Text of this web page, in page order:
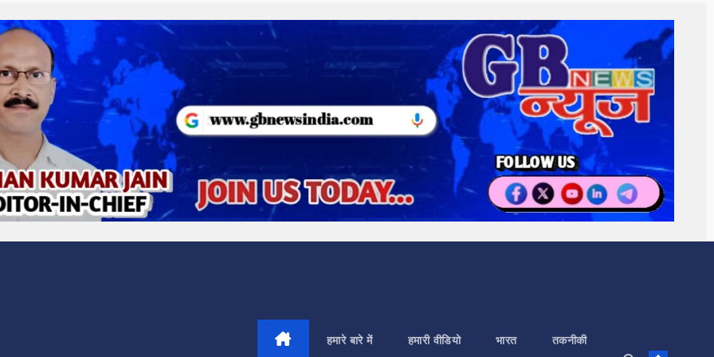
हमारे बारे में हमारी वीडियो भारत तकनीकी